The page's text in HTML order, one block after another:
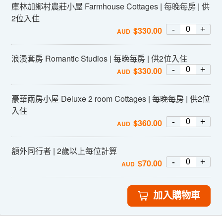
庫林加鄉村農莊小屋 Farmhouse Cottages | 每晚每房 | 供
2位入住
AUD $330.00 - +
浪漫套房 Romantic Studios | 每晚每房 | 供2位入住
AUD $330.00 - +
豪華兩房小屋 Deluxe 2 room Cottages | 每晚每房 | 供2位
入住
AUD $360.00 - +
額外同行者 | 2歲以上每位計算
AUD $70.00 - +
加入購物車